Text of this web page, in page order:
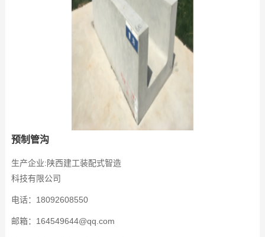
预制管沟
生产企业:陕西建工装配式智造
科技有限公司
电话：18092608550
邮箱：164549644@qq.com